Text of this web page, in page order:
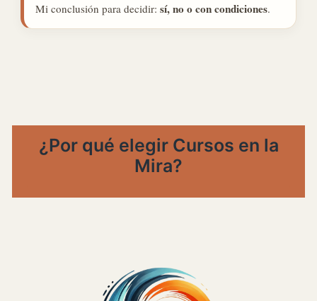
Mi conclusión para decidir: sí, no o con condiciones.
¿Por qué elegir Cursos en la
Mira?